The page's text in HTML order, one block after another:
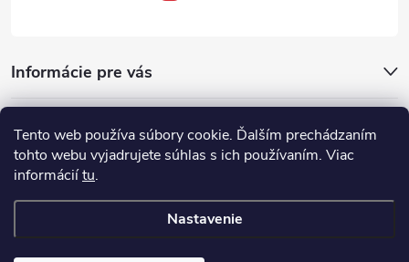
Tento web používa súbory cookie. Ďalším prechádzaním
tohto webu vyjadrujete súhlas s ich používaním. Viac
informáciítu.
Nastavenie
Informácie pre vás
Showroom